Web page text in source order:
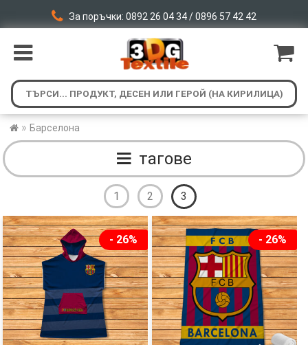
За поръчки: 0892 26 04 34 / 0896 57 42 42
» Барселона
тагове
1 2 3
- 26% - 26%